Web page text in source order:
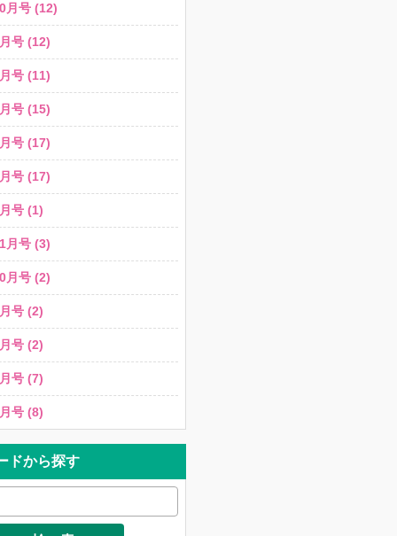
月号 (12)
号 (12)
号 (11)
号 (15)
号 (17)
号 (17)
号 (1)
月号 (3)
月号 (2)
号 (2)
号 (2)
号 (7)
号 (8)
ドから探す